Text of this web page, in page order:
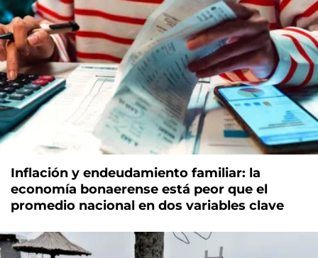
Inflación y endeudamiento familiar: la
economía bonaerense está peor que el
promedio nacional en dos variables clave